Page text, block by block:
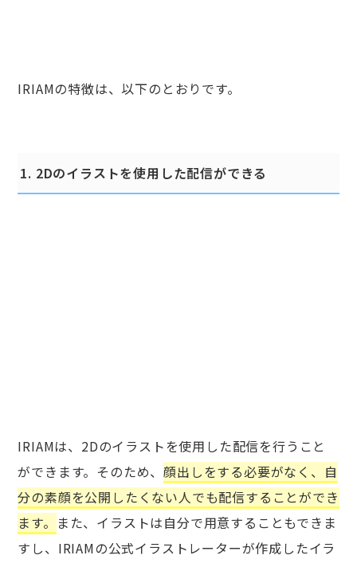
IRIAMの特徴は、以下のとおりです。
1. 2Dのイラストを使用した配信ができる
IRIAMは、2Dのイラストを使用した配信を行うこと
ができます。そのため、顔出しをする必要がなく、自
分の素顔を公開したくない人でも配信することができ
ます。 また、イラストは自分で用意することもできま
すし、IRIAMの公式イラストレーターが作成したイラ